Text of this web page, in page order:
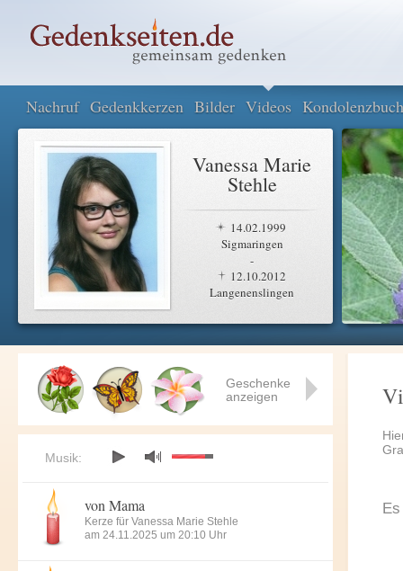
Nachruf Gedenkkerzen Bilder Videos Kondolenzbuch
Vanessa Marie
Stehle
14.02.1999
Sigmaringen
-
12.10.2012
Langenenslingen
Geschenke
anzeigen
Musik:
von Mama
Kerze für Vanessa Marie Stehle
am 24.11.2025 um 20:10 Uhr